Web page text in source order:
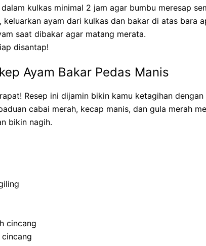
kulkas minimal 2 jam agar bumbu meresap
keluarkan ayam dari kulkas dan bakar di atas bara
saat dibakar agar matang merata.
disantap!
Ayam Bakar Pedas Manis
Resep ini dijamin bikin kamu ketagihan
cabai merah, kecap manis, dan gula merah
bikin nagih.
cincang